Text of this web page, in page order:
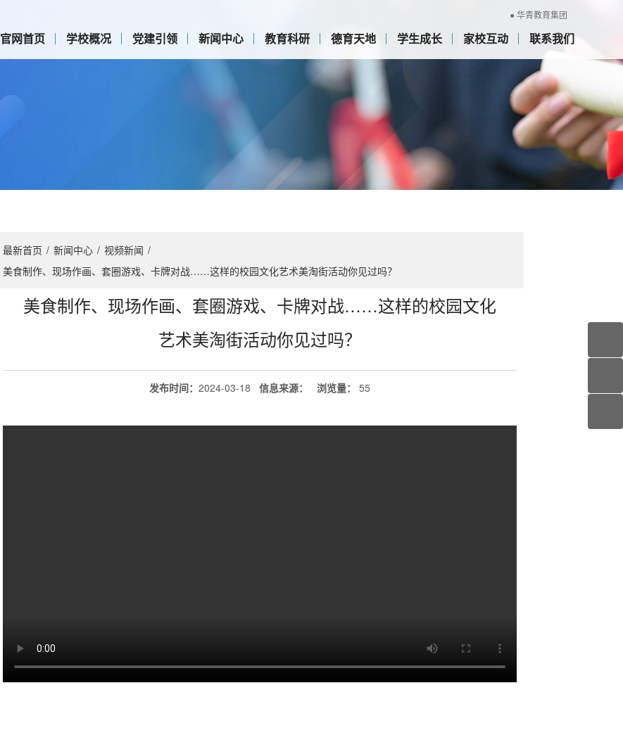
● 华青教育集团
官网首页 学校概况 党建引领 新闻中心 教育科研 德育天地 学生成长 家校互动 联系我们
最新首页 / 新闻中心 / 视频新闻 /
美食制作、现场作画、套圈游戏、卡牌对战……这样的校园文化艺术美淘街活动你见过吗？
美食制作、现场作画、套圈游戏、卡牌对战……这样的校园文化
艺术美淘街活动你见过吗？
发布时间： 2024-03-18 信息来源： 浏览量： 55